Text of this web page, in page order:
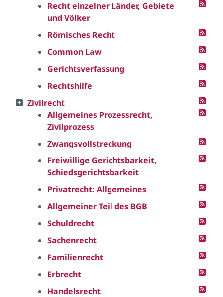
Recht einzelner Länder, Gebiete
und Völker
Römisches Recht
Common Law
Gerichtsverfassung
Rechtshilfe
Zivilrecht
Allgemeines Prozessrecht,
Zivilprozess
Zwangsvollstreckung
Freiwillige Gerichtsbarkeit,
Schiedsgerichtsbarkeit
Privatrecht: Allgemeines
Allgemeiner Teil des BGB
Schuldrecht
Sachenrecht
Familienrecht
Erbrecht
Handelsrecht